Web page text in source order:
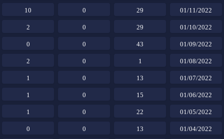
01/11/2022
29
0
10
01/10/2022
29
0
2
01/09/2022
43
0
0
01/08/2022
1
0
2
01/07/2022
13
0
1
01/06/2022
15
0
1
01/05/2022
22
0
1
01/04/2022
13
0
0